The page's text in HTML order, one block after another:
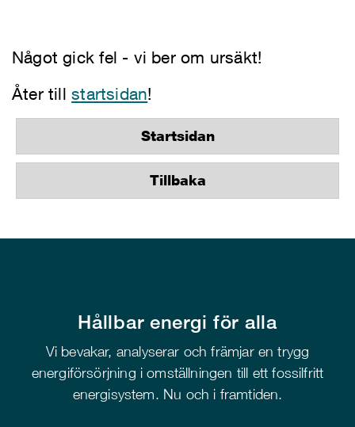
Något gick fel - vi ber om ursäkt!
Åter tillstartsidan!
Startsidan
Tillbaka
Hållbar energi för alla
Vi bevakar, analyserar och främjar en trygg
energiförsörjning i omställningen till ett fossilfritt
energisystem. Nu och i framtiden.